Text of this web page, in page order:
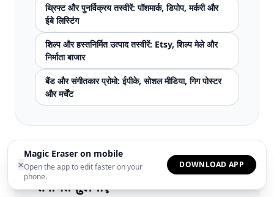
×
Magic Eraser on mobile
Open the app to edit faster on your
phone.
DOWNLOAD APP
थ्रिफ्ट और पुनर्विक्रय तस्वीरें: पॉशमार्क, डिपोप, मर्करी और
ईबे लिस्टिंग
शिल्प और हस्तनिर्मित उत्पाद तस्वीरें: Etsy, शिल्प मेले और
निर्माता बाजार
बैंड और संगीतकार प्रोमो: ईपीके, सोशल मीडिया, गिग पोस्टर
और मर्चेंट
संबंधित तुलनाएं